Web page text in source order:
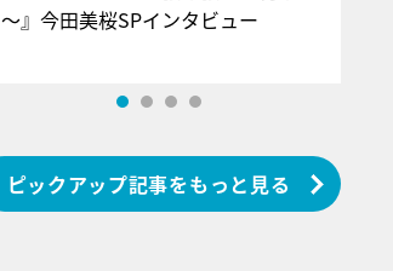
～』今田美桜SPインタビュー
ピックアップ記事をもっと見る